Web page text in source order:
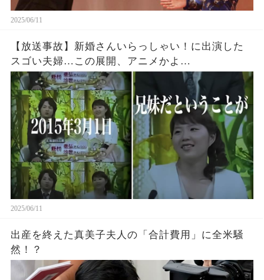
2025/06/11
【放送事故】新婚さんいらっしゃい！に出演した
スゴい夫婦…この展開、アニメかよ…
2025/06/11
出産を終えた真美子夫人の「合計費用」に全米騒
然！？